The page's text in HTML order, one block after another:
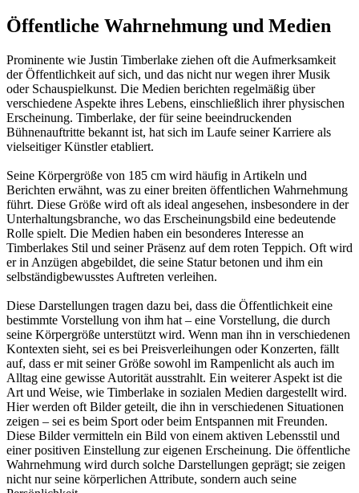
Öffentliche Wahrnehmung und Medien
Prominente wie Justin Timberlake ziehen oft die Aufmerksamkeit
der Öffentlichkeit auf sich, und das nicht nur wegen ihrer Musik
oder Schauspielkunst. Die Medien berichten regelmäßig über
verschiedene Aspekte ihres Lebens, einschließlich ihrer physischen
Erscheinung. Timberlake, der für seine beeindruckenden
Bühnenauftritte bekannt ist, hat sich im Laufe seiner Karriere als
vielseitiger Künstler etabliert.
Seine Körpergröße von 185 cm wird häufig in Artikeln und
Berichten erwähnt, was zu einer breiten öffentlichen Wahrnehmung
führt. Diese Größe wird oft als ideal angesehen, insbesondere in der
Unterhaltungsbranche, wo das Erscheinungsbild eine bedeutende
Rolle spielt. Die Medien haben ein besonderes Interesse an
Timberlakes Stil und seiner Präsenz auf dem roten Teppich. Oft wird
er in Anzügen abgebildet, die seine Statur betonen und ihm ein
selbständigbewusstes Auftreten verleihen.
Diese Darstellungen tragen dazu bei, dass die Öffentlichkeit eine
bestimmte Vorstellung von ihm hat – eine Vorstellung, die durch
seine Körpergröße unterstützt wird. Wenn man ihn in verschiedenen
Kontexten sieht, sei es bei Preisverleihungen oder Konzerten, fällt
auf, dass er mit seiner Größe sowohl im Rampenlicht als auch im
Alltag eine gewisse Autorität ausstrahlt. Ein weiterer Aspekt ist die
Art und Weise, wie Timberlake in sozialen Medien dargestellt wird.
Hier werden oft Bilder geteilt, die ihn in verschiedenen Situationen
zeigen – sei es beim Sport oder beim Entspannen mit Freunden.
Diese Bilder vermitteln ein Bild von einem aktiven Lebensstil und
einer positiven Einstellung zur eigenen Erscheinung. Die öffentliche
Wahrnehmung wird durch solche Darstellungen geprägt; sie zeigen
nicht nur seine körperlichen Attribute, sondern auch seine